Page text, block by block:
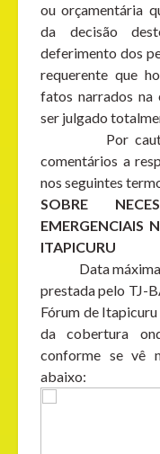
ou orçamentária
da decisão
deferimento dos
requerente que
fatos narrados na
ser julgado
Por cautela,
comentários a
nos seguintes
SOBRE
EMERGENCIAIS
ITAPICURU
Data máxima
prestada pelo TJ-
Fórum de
da cobertura
conforme se vê
abaixo: